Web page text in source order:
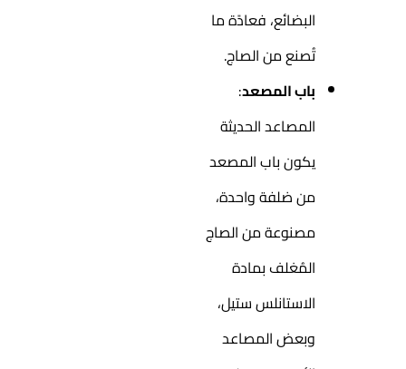
البضائع، فعادًة ما
تُصنع من الصاج.
باب المصعد:
المصاعد الحديثة
يكون باب المصعد
من ضلفة واحدة،
مصنوعة من الصاج
المُغلف بمادة
الاستانلس ستيل،
وبعض المصاعد